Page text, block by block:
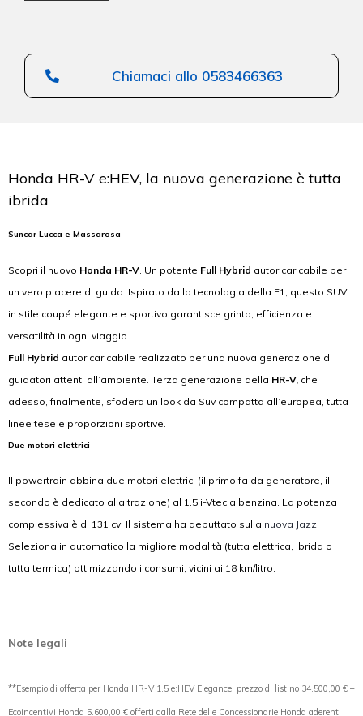
mappa
Sblocca
sempre
Chiamaci allo 0583466363
Honda HR-V e:HEV, la nuova generazione è tutta
ibrida
Suncar Lucca e Massarosa
Scopri il nuovo Honda HR-V . Un potente Full Hybrid autoricaricabile per
un vero piacere di guida. Ispirato dalla tecnologia della F1, questo SUV
in stile coupé elegante e sportivo garantisce grinta, efficienza e
versatilità in ogni viaggio.
Full Hybrid autoricaricabile realizzato per una nuova generazione di
guidatori attenti all’ambiente. Terza generazione della HR-V, che
adesso, finalmente, sfodera un look da Suv compatta all’europea, tutta
linee tese e proporzioni sportive.
Due motori elettrici
Il powertrain abbina due motori elettrici (il primo fa da generatore, il
secondo è dedicato alla trazione) al 1.5 i-Vtec a benzina. La potenza
complessiva è di 131 cv. Il sistema ha debuttato sulla nuova Jazz.
Seleziona in automatico la migliore modalità (tutta elettrica, ibrida o
tutta termica) ottimizzando i consumi, vicini ai 18 km/litro.
Note legali
**Esempio di offerta per Honda HR-V 1.5 e:HEV Elegance: prezzo di listino 34.500,00 € –
Ecoincentivi Honda 5.600,00 € offerti dalla Rete delle Concessionarie Honda aderenti